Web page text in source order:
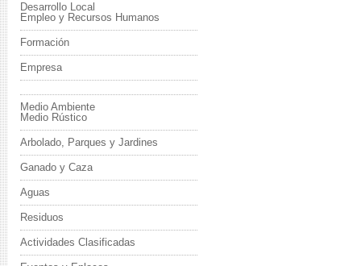
Desarrollo Local
Empleo y Recursos Humanos
Formación
Empresa
Medio Ambiente
Medio Rústico
Arbolado, Parques y Jardines
Ganado y Caza
Aguas
Residuos
Actividades Clasificadas